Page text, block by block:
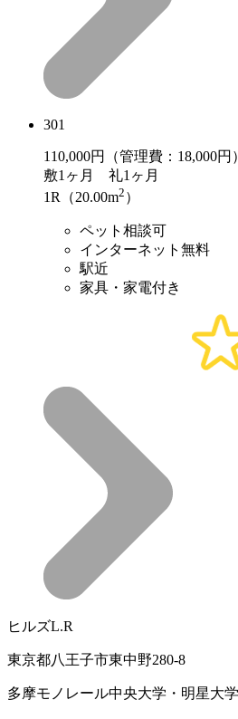
301
110,000円（管理費：18,000円）
敷1ヶ月 礼1ヶ月
1R（20.00m2 ）
ペット相談可
インターネット無料
駅近
家具・家電付き
ヒルズL.R
東京都八王子市東中野280-8
多摩モノレール中央大学・明星大